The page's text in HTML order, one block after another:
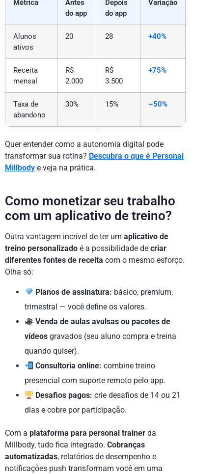
Métrica
Antes
do app
Depois
do app
Variação
Alunos
ativos
20 28 +40%
Receita
mensal
R$
2.000
R$
3.500
+75%
Taxa de
abandono
30% 15% –50%
Quer entender como a autonomia digital pode
transformar sua rotina? Descubra o que é Personal
Millbody e veja na prática.
Como monetizar seu trabalho
com um aplicativo de treino?
Outra vantagem incrível de ter um aplicativo de
treino personalizado é a possibilidade de criar
diferentes fontes de receita com o mesmo esforço.
Olha só:
Planos de assinatura: básico, premium,
trimestral — você define os valores.
Venda de aulas avulsas ou pacotes de
vídeos gravados (seu aluno compra e treina
quando quiser).
Consultoria online: combine treino
presencial com suporte remoto pelo app.
Desafios pagos: crie desafios de 14 ou 21
dias e cobre por participação.
Com a plataforma para personal trainer da
Millbody, tudo fica integrado. Cobranças
automatizadas, relatórios de desempenho e
notificações push transformam você em uma